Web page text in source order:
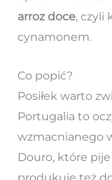
arroz doce, czyli
cynamonem.
Co popić?
Posiłek warto
Portugalia to
wzmacnianego
Douro, które